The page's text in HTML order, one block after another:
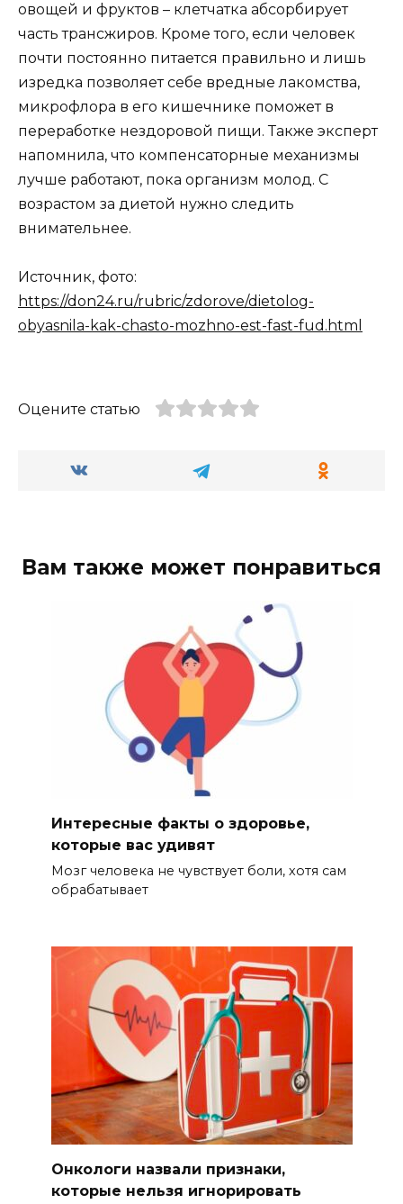
овощей и фруктов – клетчатка абсорбирует
часть трансжиров. Кроме того, если человек
почти постоянно питается правильно и лишь
изредка позволяет себе вредные лакомства,
микрофлора в его кишечнике поможет в
переработке нездоровой пищи. Также эксперт
напомнила, что компенсаторные механизмы
лучше работают, пока организм молод. С
возрастом за диетой нужно следить
внимательнее.
Источник, фото:
https://don24.ru/rubric/zdorove/dietolog-
obyasnila-kak-chasto-mozhno-est-fast-fud.html
Оцените статью
Вам также может понравиться
Интересные факты о здоровье,
которые вас удивят
Мозг человека не чувствует боли, хотя сам
обрабатывает
Онкологи назвали признаки,
которые нельзя игнорировать